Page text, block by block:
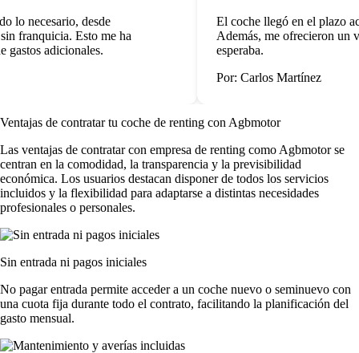
lo necesario, desde
franquicia. Esto me ha
gastos adicionales.
El coche llegó en el plazo
Además, me ofrecieron un
esperaba.
Por: Carlos Martínez
Ventajas de contratar tu coche de renting con Agbmotor
Las ventajas de contratar con empresa de renting como Agbmotor se
centran en la comodidad, la transparencia y la previsibilidad
económica. Los usuarios destacan disponer de todos los servicios
incluidos y la flexibilidad para adaptarse a distintas necesidades
profesionales o personales.
Sin entrada ni pagos iniciales
No pagar entrada permite acceder a un coche nuevo o seminuevo con
una cuota fija durante todo el contrato, facilitando la planificación del
gasto mensual.